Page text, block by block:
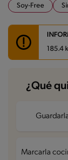
Soy-Free
185.4
¿Qué
Marcarla